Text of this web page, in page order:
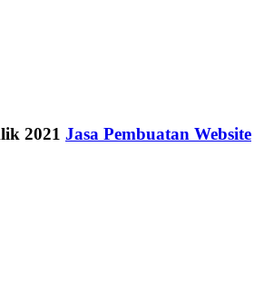
2021 Jasa Pembuatan Website